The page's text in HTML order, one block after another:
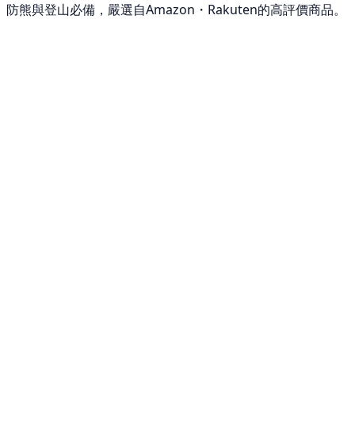
防熊與登山必備，嚴選自Amazon・Rakuten的高評價商品。